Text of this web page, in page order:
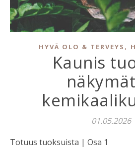
HYVÄ OLO & TERVEYS ,
Kaunis
01.05.2026
Totuus tuoksuista | Osa 1